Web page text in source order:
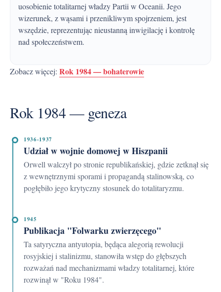
uosobienie totalitarnej władzy Partii w Oceanii. Jego
wizerunek, z wąsami i przenikliwym spojrzeniem, jest
wszędzie, reprezentując nieustanną inwigilację i kontrolę
nad społeczeństwem.
Zobacz więcej: Rok 1984 — bohaterowie
Rok 1984 — geneza
1936-1937
Udział w wojnie domowej w Hiszpanii
Orwell walczył po stronie republikańskiej, gdzie zetknął się
z wewnętrznymi sporami i propagandą stalinowską, co
pogłębiło jego krytyczny stosunek do totalitaryzmu.
1945
Publikacja "Folwarku zwierzęcego"
Ta satyryczna antyutopia, będąca alegorią rewolucji
rosyjskiej i stalinizmu, stanowiła wstęp do głębszych
rozważań nad mechanizmami władzy totalitarnej, które
rozwinął w "Roku 1984".